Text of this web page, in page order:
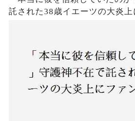
託された38歳イエーツの大炎